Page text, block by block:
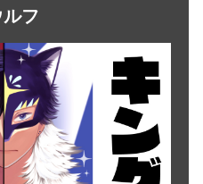
ルフ